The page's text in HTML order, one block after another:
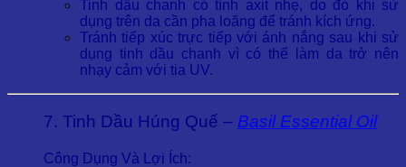
Tinh dầu chanh có tính axit nhẹ, do đó khi sử
dụng trên da cần pha loãng để tránh kích ứng.
Tránh tiếp xúc trực tiếp với ánh nắng sau khi sử
dụng tinh dầu chanh vì có thể làm da trở nên
nhạy cảm với tia UV.
7. Tinh Dầu Húng Quế – Basil Essential Oil
Công Dụng Và Lợi Ích: